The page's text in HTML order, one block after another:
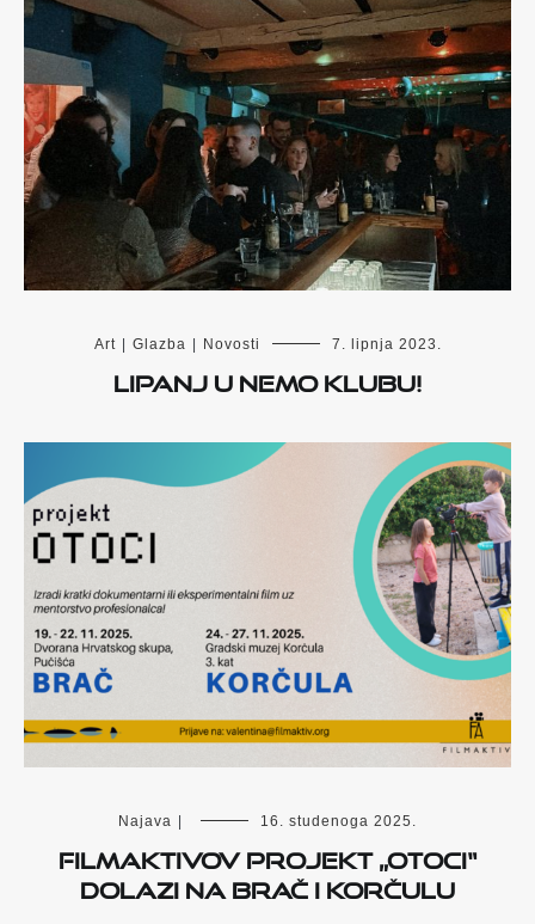
Art Glazba Novosti 7. lipnja 2023.
Lipanj u Nemo Klubu!
Najava 16. studenoga 2025.
FILMAKTIVOV PROJEKT „OTOCI“
DOLAZI NA BRAČ I KORČULU